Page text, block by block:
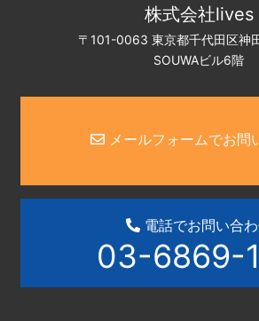
株式会社lives
〒101-0063 東京都千代田区神
SOUWAビル6階
メールフォームでお問
電話でお問い合
03-6869-